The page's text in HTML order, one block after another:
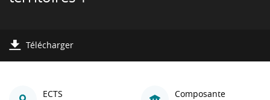
Télécharger
ECTS
Composante